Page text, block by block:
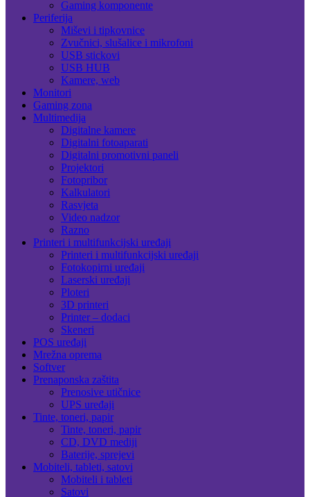
Gaming komponente
Periferija
Miševi i tipkovnice
Zvučnici, slušalice i mikrofoni
USB stickovi
USB HUB
Kamere, web
Monitori
Gaming zona
Multimedija
Digitalne kamere
Digitalni fotoaparati
Digitalni promotivni paneli
Projektori
Fotopribor
Kalkulatori
Rasvjeta
Video nadzor
Razno
Printeri i multifunkcijski uređaji
Printeri i multifunkcijski uređaji
Fotokopirni uređaji
Laserski uređaji
Ploteri
3D printeri
Printer – dodaci
Skeneri
POS uređaji
Mrežna oprema
Softver
Prenaponska zaštita
Prenosive utičnice
UPS uređaji
Tinte, toneri, papir
Tinte, toneri, papir
CD, DVD mediji
Baterije, sprejevi
Mobiteli, tableti, satovi
Mobiteli i tableti
Satovi